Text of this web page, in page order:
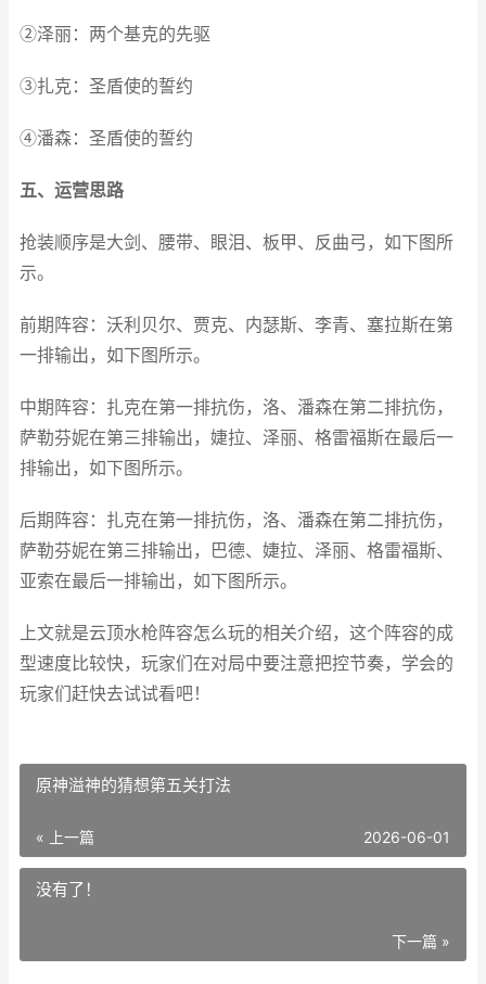
②泽丽：两个基克的先驱
③扎克：圣盾使的誓约
④潘森：圣盾使的誓约
五、运营思路
抢装顺序是大剑、腰带、眼泪、板甲、反曲弓，如下图所
示。
前期阵容：沃利贝尔、贾克、内瑟斯、李青、塞拉斯在第
一排输出，如下图所示。
中期阵容：扎克在第一排抗伤，洛、潘森在第二排抗伤，
萨勒芬妮在第三排输出，婕拉、泽丽、格雷福斯在最后一
排输出，如下图所示。
后期阵容：扎克在第一排抗伤，洛、潘森在第二排抗伤，
萨勒芬妮在第三排输出，巴德、婕拉、泽丽、格雷福斯、
亚索在最后一排输出，如下图所示。
上文就是云顶水枪阵容怎么玩的相关介绍，这个阵容的成
型速度比较快，玩家们在对局中要注意把控节奏，学会的
玩家们赶快去试试看吧！
原神溢神的猜想第五关打法
« 上一篇 2026-06-01
没有了！
下一篇 »